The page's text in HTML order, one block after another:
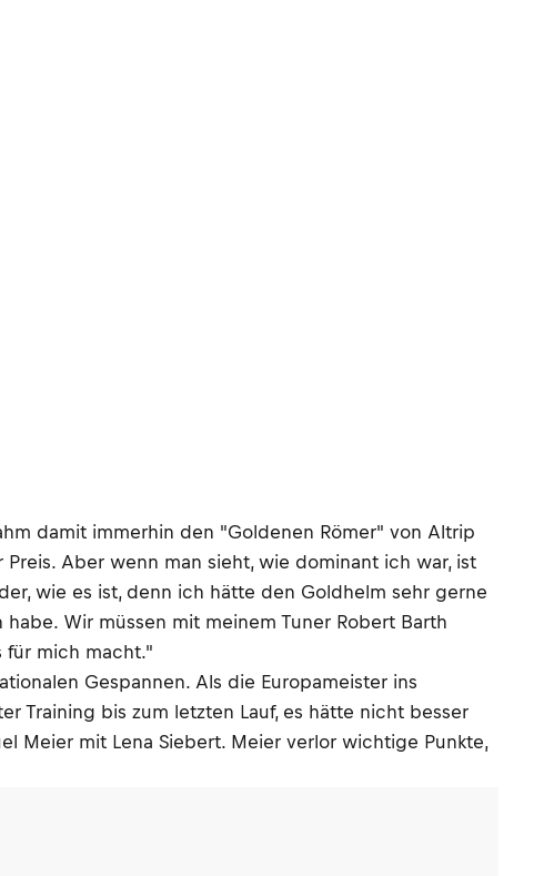
damit immerhin den "Goldenen Römer" von Altrip
Aber wenn man sieht, wie dominant ich war, ist
wie es ist, denn ich hätte den Goldhelm sehr gerne
Wir müssen mit meinem Tuner Robert Barth
für mich macht."
Gespannen. Als die Europameister ins
Training bis zum letzten Lauf, es hätte nicht besser
Meier mit Lena Siebert. Meier verlor wichtige Punkte,